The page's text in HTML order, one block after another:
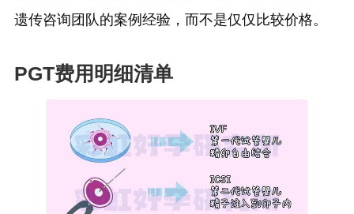
遗传咨询团队的案例经验，而不是仅仅比较价格。
PGT费用明细清单